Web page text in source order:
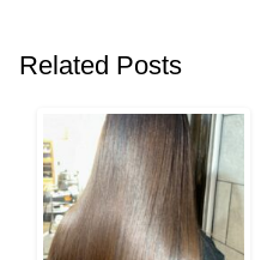
Related Posts